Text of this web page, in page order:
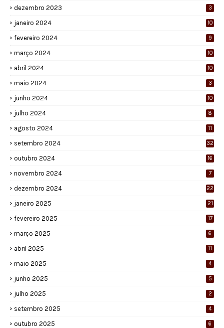
dezembro 2023 3
janeiro 2024 10
fevereiro 2024 9
março 2024 10
abril 2024 10
maio 2024 3
junho 2024 10
julho 2024 8
agosto 2024 11
setembro 2024 32
outubro 2024 16
novembro 2024 7
dezembro 2024 22
janeiro 2025 21
fevereiro 2025 17
março 2025 6
abril 2025 11
maio 2025 4
junho 2025 5
julho 2025 2
setembro 2025 4
outubro 2025 6